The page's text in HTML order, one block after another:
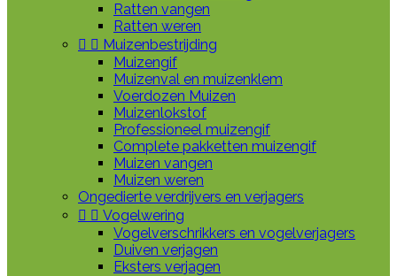
Ratten vangen
Ratten weren
  Muizenbestrijding
Muizengif
Muizenval en muizenklem
Voerdozen Muizen
Muizenlokstof
Professioneel muizengif
Complete pakketten muizengif
Muizen vangen
Muizen weren
Ongedierte verdrijvers en verjagers
  Vogelwering
Vogelverschrikkers en vogelverjagers
Duiven verjagen
Eksters verjagen